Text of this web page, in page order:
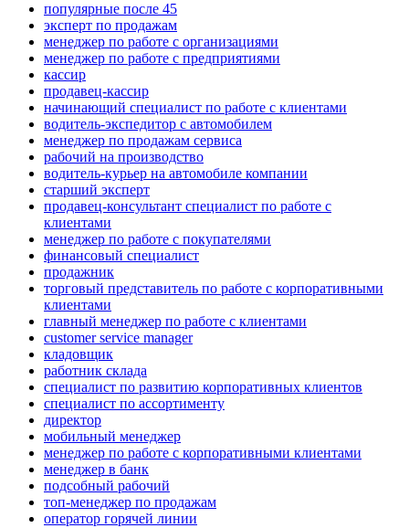
популярные после 45
эксперт по продажам
менеджер по работе с организациями
менеджер по работе с предприятиями
кассир
продавец-кассир
начинающий специалист по работе с клиентами
водитель-экспедитор с автомобилем
менеджер по продажам сервиса
рабочий на производство
водитель-курьер на автомобиле компании
старший эксперт
продавец-консультант специалист по работе с
клиентами
менеджер по работе с покупателями
финансовый специалист
продажник
торговый представитель по работе с корпоративными
клиентами
главный менеджер по работе с клиентами
customer service manager
кладовщик
работник склада
специалист по развитию корпоративных клиентов
специалист по ассортименту
директор
мобильный менеджер
менеджер по работе с корпоративными клиентами
менеджер в банк
подсобный рабочий
топ-менеджер по продажам
оператор горячей линии